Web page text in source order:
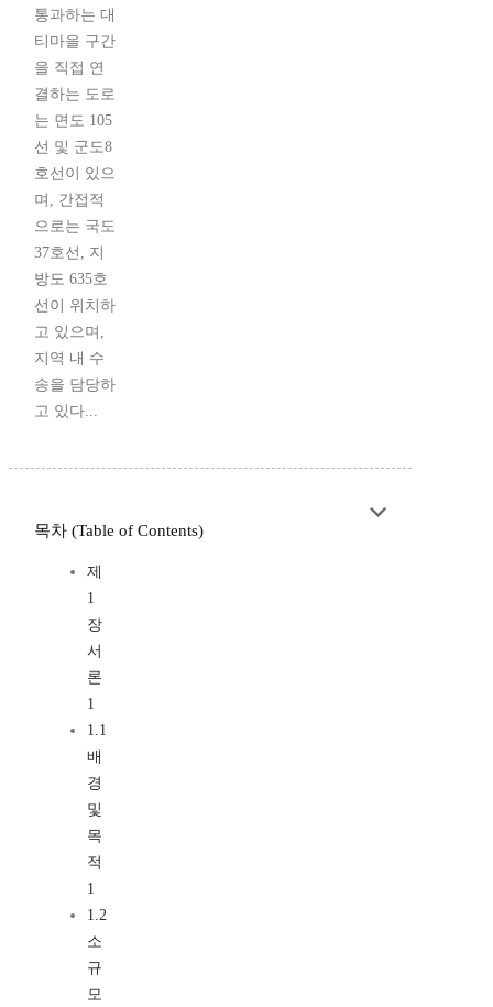
통과하는 대
티마을 구간
을 직접 연
결하는 도로
는 면도 105
선 및 군도8
호선이 있으
며, 간접적
으로는 국도
37호선, 지
방도 635호
선이 위치하
고 있으며,
지역 내 수
송을 담당하
고 있다...
목차 (Table of Contents)
제
1
장
서
론
1
1.1
배
경
및
목
적
1
1.2
소
규
모